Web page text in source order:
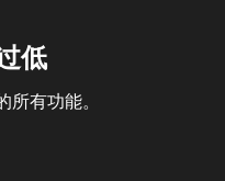
低
有功能。